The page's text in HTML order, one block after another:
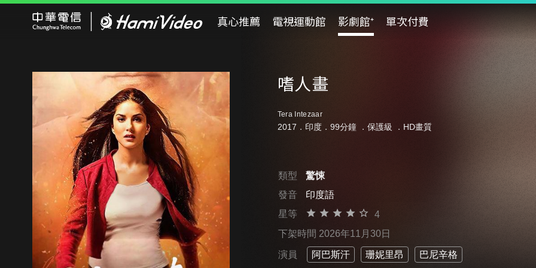
真心推薦 電視運動館 影劇館⁺ 單次付費
嗜人畫
Tera Intezaar
2017．印度．99分鐘 ． 保護級 ．HD畫質
類型
驚悚
發音
印度語
星等
4
下架時間 2026年11月30日
演員 阿巴斯汗 珊妮里昂 巴尼辛格